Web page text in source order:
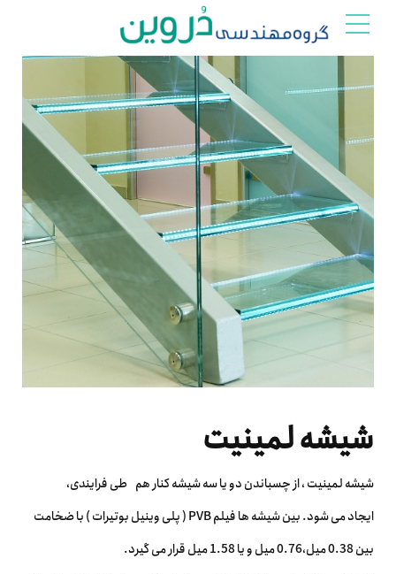
شیشه لمینیت
شیشه لمینیت ، از چسباندن دو یا سه شیشه کنار هم طی فرایندی،
ایجاد می شود. بین شیشه ها فیلم PVB ( پلی وینیل بوتیرات ) با ضخامت
بین 0.38 میل،0.76 میل و یا 1.58 میل قرار می گیرد.